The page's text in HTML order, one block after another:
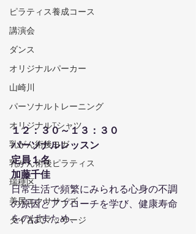
ピラティス養成コース
講演会
ダンス
オリジナルパーカー
山崎川
パーソナルトレーニング
オリジナルTシャツ
乳がん術後ヨガ
乳がん術後ピラティス
瑞穂区
美尻エクササイズ
タイ古式マッサージ
１２：３０～１３：３０
パーソナルレッスン
定員１名
加藤千佳
日常生活で頻繁にみられる心身の不調
の原因とアプローチを学び、健康寿命
をのばすため、